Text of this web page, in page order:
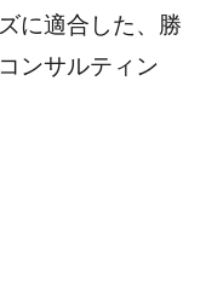
に適合した、勝
ンサルティン